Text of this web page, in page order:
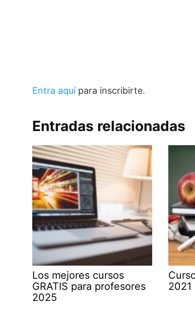
Entra aquí para inscribirte.
Entradas relacionadas
Los mejores cursos
GRATIS para profesores
2025
2021